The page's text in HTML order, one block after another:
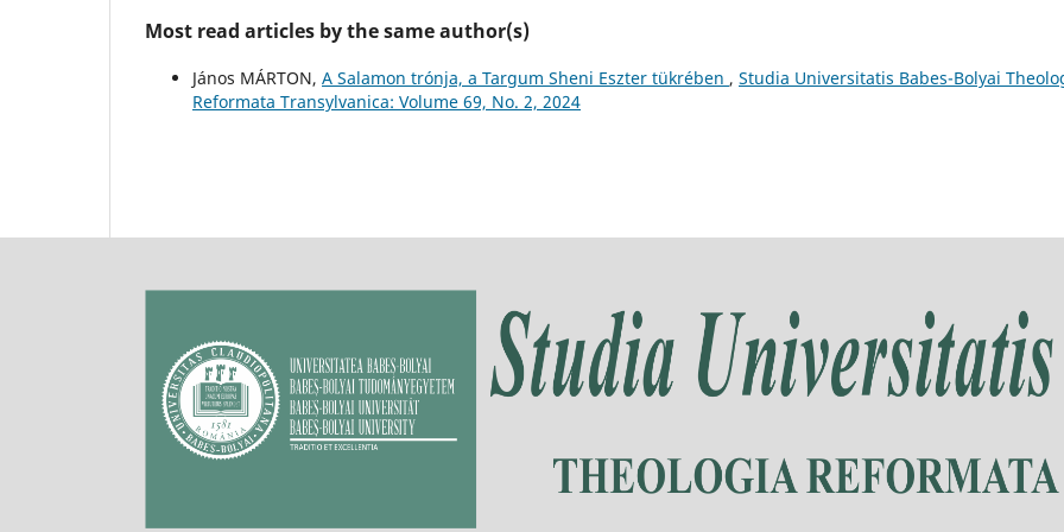
Most read articles by the same author(s)
János MÁRTON, A Salamon trónja, a Targum Sheni Eszter tükrében , Studia Universitatis Babes-Bolyai
Reformata Transylvanica: Volume 69, No. 2, 2024